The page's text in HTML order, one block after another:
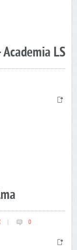
LS
0